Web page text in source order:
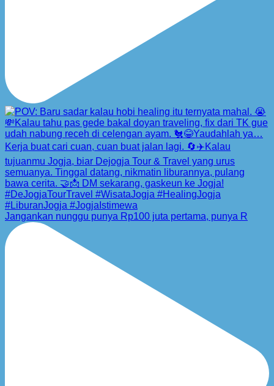
Jangankan nunggu punya Rp100 juta pertama, punya R